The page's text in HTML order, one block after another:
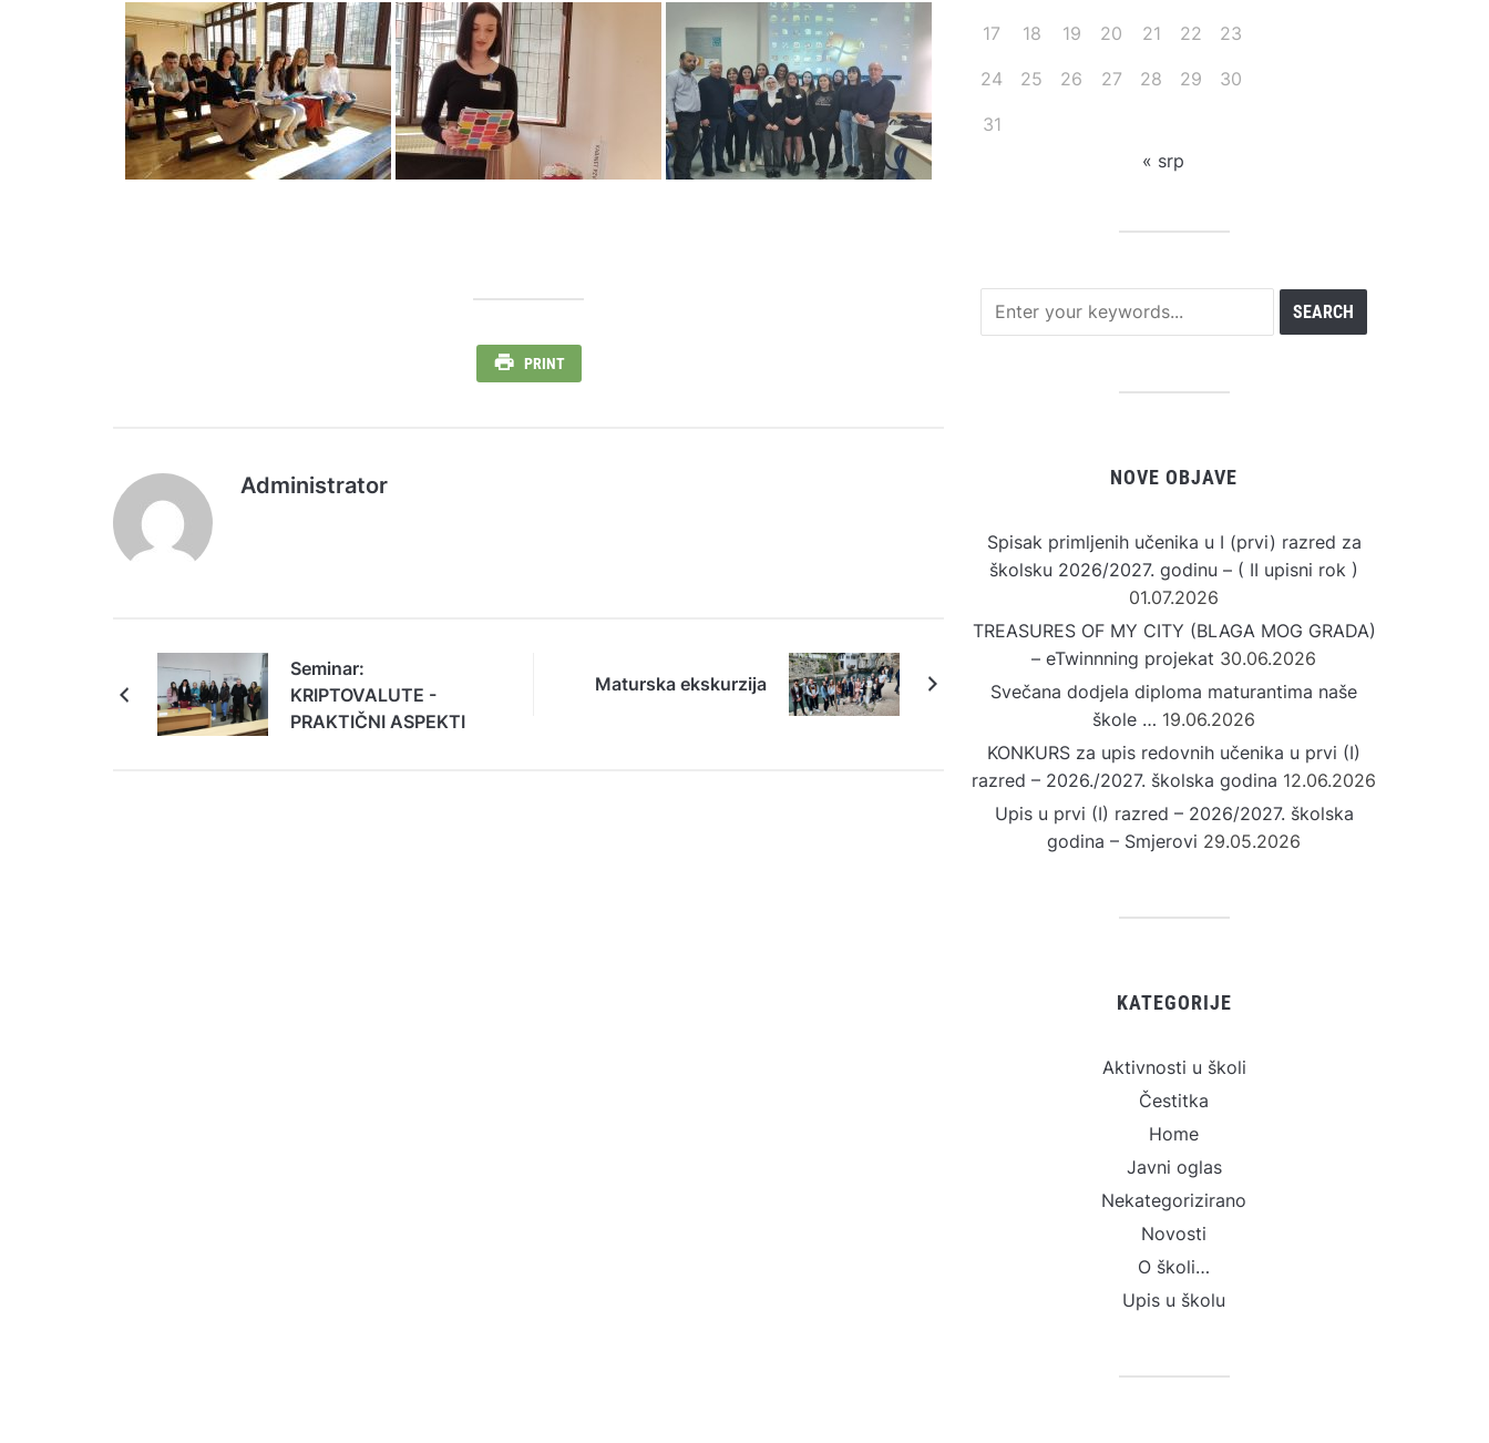
PRINT
Administrator
Seminar:
KRIPTOVALUTE -
PRAKTIČNI ASPEKTI
Maturska ekskurzija
17 18 19 20 21 22 23
24 25 26 27 28 29 30
31
« srp
NOVE OBJAVE
Spisak primljenih učenika u I (prvi) razred za
školsku 2026/2027. godinu – ( II upisni rok )
01.07.2026
TREASURES OF MY CITY (BLAGA MOG GRADA)
– eTwinnning projekat 30.06.2026
Svečana dodjela diploma maturantima naše
škole … 19.06.2026
KONKURS za upis redovnih učenika u prvi (I)
razred – 2026./2027. školska godina 12.06.2026
Upis u prvi (I) razred – 2026/2027. školska
godina – Smjerovi 29.05.2026
KATEGORIJE
Aktivnosti u školi
Čestitka
Home
Javni oglas
Nekategorizirano
Novosti
O školi…
Upis u školu